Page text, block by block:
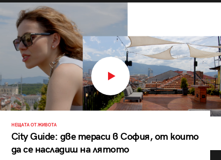
НЕЩАТА ОТ ЖИВОТА
City Guide: две тераси в София, от които
да се насладиш на лятото